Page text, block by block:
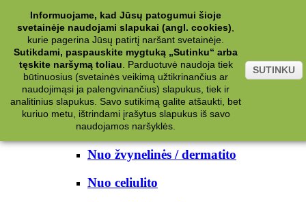
Kategorijos
Kosmetika
Kūno priežiūrai
Nuo prakaito
Kūno prausikliai
Nuo žvynelinės / dermatito
Nuo celiulito
Informuojame, kad Jūsų patogumui šioje
svetainėje naudojami slapukai (angl. cookies)
kurie pagerina Jūsų patirtį naršant svetainėje.
Sutikdami, paspauskite mygtuką „Sutinku“ arba
tęskite naršymą toliau
Parduotuvė naudoja tiek
būtinuosius (svetainės veikimą užtikrinančius ar
naudojimąsi ja palengvinančius) slapukus, tiek ir
analitinius slapukus. Savo sutikimą galite atšaukti, bet
kuriuo metu, ištrindami įrašytus slapukus iš savo
naudojamos naršyklės.
SUTINKU